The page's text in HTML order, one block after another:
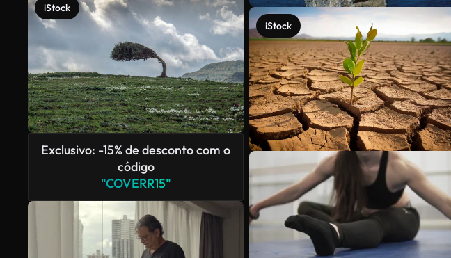
iStock
Exclusivo: -15% de desconto com o
código
"COVERR15"
iStock